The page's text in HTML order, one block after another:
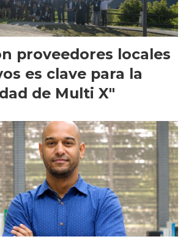
proveedores locales
es clave para la
de Multi X"